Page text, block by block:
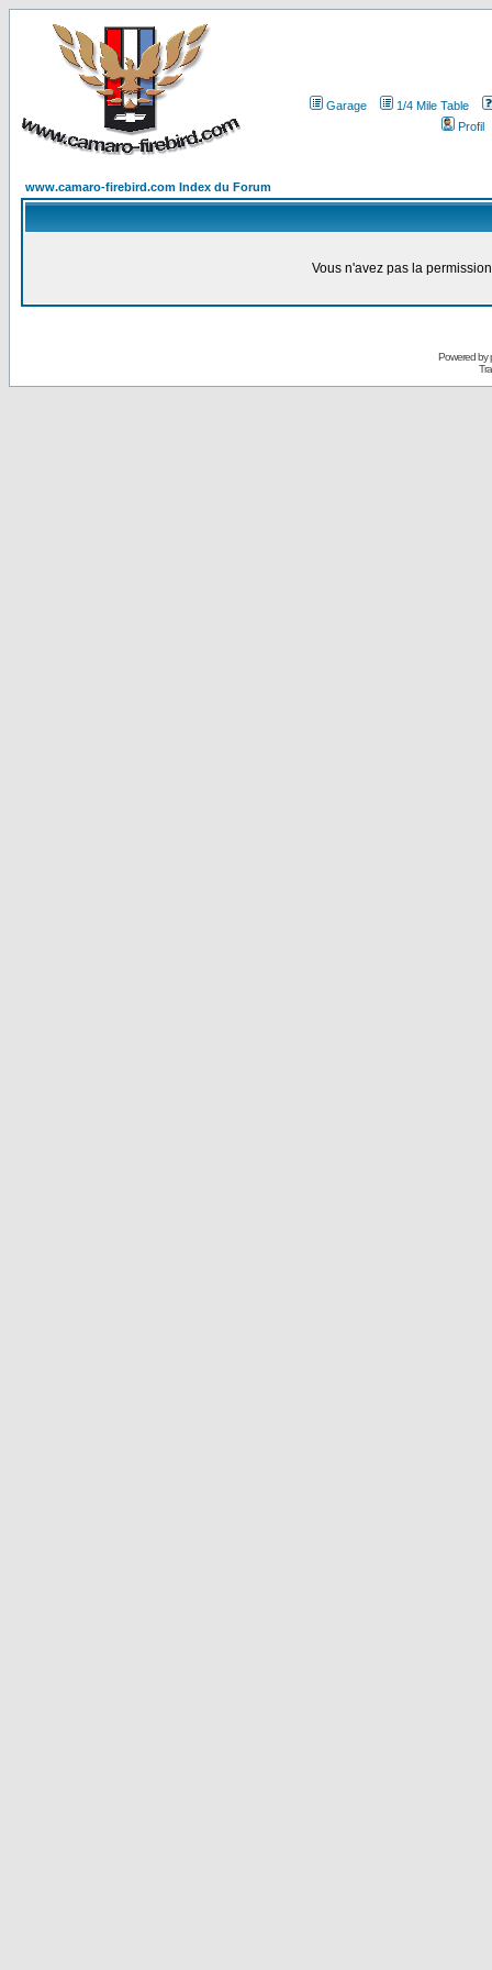
Garage
1/4 Mile Table
Profil
www.camaro-firebird.com Index du Forum
Vous n'avez pas la
Powered by